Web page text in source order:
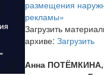
размещения
рекламы»
Загрузить
архиве: Загрузить
Анна ПОТЁМКИНА,